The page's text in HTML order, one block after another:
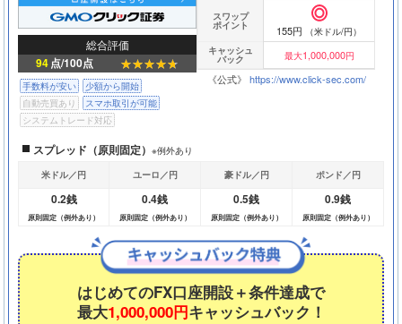
総合評価
94点/100点
手数料が安い
少額から開始
自動売買あり
スマホ取引が可能
システムトレード対応
スワップ
ポイント 155円
（米ドル/円）
キャッシュ
バック 最大1,000,000円
《公式》 https://www.click-sec.com/
スプレッド（原則固定） ※例外あり
米ドル／円
ユーロ／円 豪ドル／円 ポンド／円
0.2銭
原則固定（例外あり）
0.4銭
原則固定（例外あり）
0.5銭
原則固定（例外あり）
0.9銭
原則固定（例外あり）
はじめてのFX口座開設＋条件達成で
最大1,000,000円キャッシュバック！